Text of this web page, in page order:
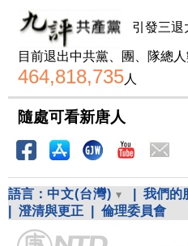
引發三退
目前退出中共黨、團、隊總
464,818,735人
隨處可看新唐人
語言： 中文(台灣) 我們的
澄清與更正 倫理委員會